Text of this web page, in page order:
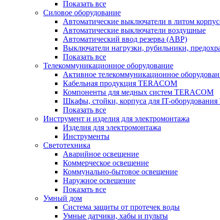
Показать все
Силовое оборудование
Автоматические выключатели в литом
Автоматические выключатели воздушные
Автоматический ввод резерва (АВР)
Выключатели нагрузки, рубильники,
Показать все
Телекоммуникационное оборудование
Активное телекоммуникационное
Кабельная продукция TERACOM
Компоненты для медных систем TERACOM
Шкафы, стойки, корпуса для IT-
Показать все
Инструмент и изделия для электромонтажа
Изделия для электромонтажа
Инструменты
Светотехника
Аварийное освещение
Коммерческое освещение
Коммунально-бытовое освещение
Наружное освещение
Показать все
Умный дом
Система защиты от протечек воды
Умные датчики, хабы и пульты